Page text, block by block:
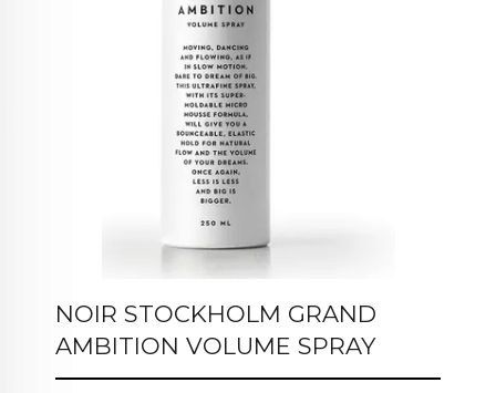
NOIR STOCKHOLM GRAND
AMBITION VOLUME SPRAY